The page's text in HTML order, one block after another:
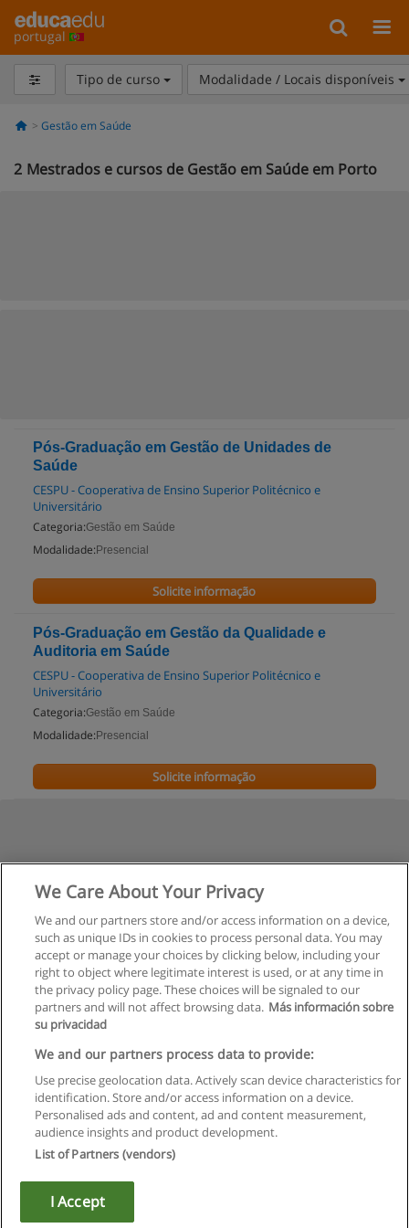
portugal
Tipo de curso Modalidade / Locais disponíveis
Gestão em Saúde
2 Mestrados e cursos de Gestão em Saúde em Porto
Pós-Graduação em Gestão de Unidades de
Saúde
CESPU - Cooperativa de Ensino Superior Politécnico e
Universitário
Categoria:Gestão em Saúde
Modalidade: Presencial
Solicite informação
Pós-Graduação em Gestão da Qualidade e
Auditoria em Saúde
CESPU - Cooperativa de Ensino Superior Politécnico e
Universitário
Categoria:Gestão em Saúde
Modalidade: Presencial
Solicite informação
Regras de uso
Privacidade de dados
Copyright © Educaedu Business S.L. - CIF : B-95610580: -
We Care About Your Privacy
We and our partners store and/or access information on a device,
such as unique IDs in cookies to process personal data. You may
accept or manage your choices by clicking below, including your
right to object where legitimate interest is used, or at any time in
the privacy policy page. These choices will be signaled to our
partners and will not affect browsing data. Más información sobre
su privacidad
We and our partners process data to provide:
Use precise geolocation data. Actively scan device characteristics for
identification. Store and/or access information on a device.
Personalised ads and content, ad and content measurement,
audience insights and product development.
List of Partners (vendors)
I Accept